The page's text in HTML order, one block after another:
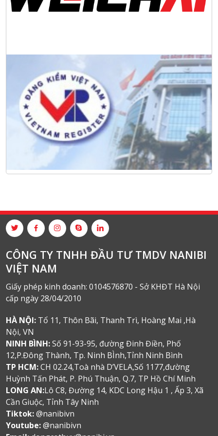
CÔNG TY TNHH ĐẦU TƯ TMDV NANIBI
VIỆT NAM
Giấy phép kinh doanh: 0104576870 - Sở KHĐT Hà Nội
cấp ngày 28/04/2010
HÀ NỘI: Tổ 11, Thôn Bãi, Thanh Trì, Hoàng Mai ,Hà
Nội, VN
NINH BÌNH:Số 91-93-95, đường Đinh Điền, Phố
12,P.Đông Thành, Tp. Ninh BÌnh,Tỉnh Ninh Bình
TP HCM:CH 02.24,Toà nhà D’VELA,Số 1177,đường
Huỳnh Tấn Phát, P. Phú Thuận, Q.7, TP Hồ Chí Minh
LONG AN:Lô C8, Đường 14, KDC Long Hậu 1 , Ấp 3, Xã
Cần Giuộc, Tỉnh Tây Ninh
Tiktok:@nanibivn
Youtube:@nanibivn